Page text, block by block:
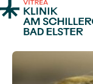
Zum Inhalt springen